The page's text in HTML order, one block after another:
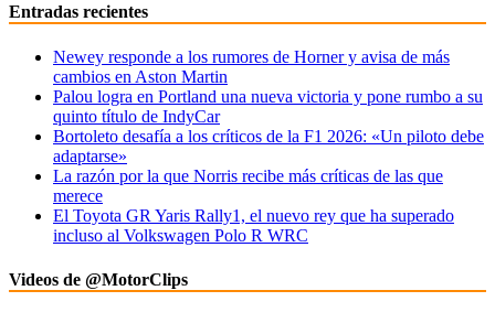
Entradas recientes
Newey responde a los rumores de Horner y avisa de más
cambios en Aston Martin
Palou logra en Portland una nueva victoria y pone rumbo a su
quinto título de IndyCar
Bortoleto desafía a los críticos de la F1 2026: «Un piloto debe
adaptarse»
La razón por la que Norris recibe más críticas de las que
merece
El Toyota GR Yaris Rally1, el nuevo rey que ha superado
incluso al Volkswagen Polo R WRC
Videos de @MotorClips